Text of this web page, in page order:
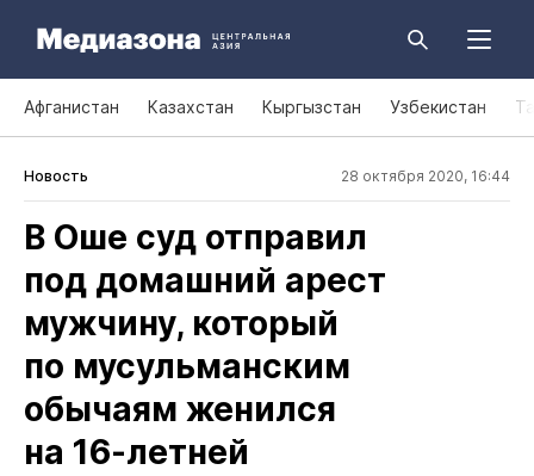
Афганистан Казахстан Кыргызстан Узбекистан
Новость 28 октября 2020, 16:44
В Оше суд отправил
под домашний арест
мужчину, который
по мусульманским
обычаям женился
на 16‑летней